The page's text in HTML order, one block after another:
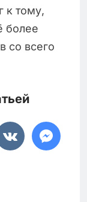
к тому,
более
со всего